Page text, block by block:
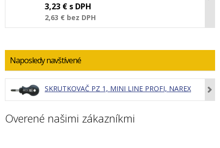
3,23 € s DPH
2,63 € bez DPH
Naposledy navštívené
SKRUTKOVAČ PZ 1, MINI LINE PROFI, NAREX
Overené našimi zákazníkmi